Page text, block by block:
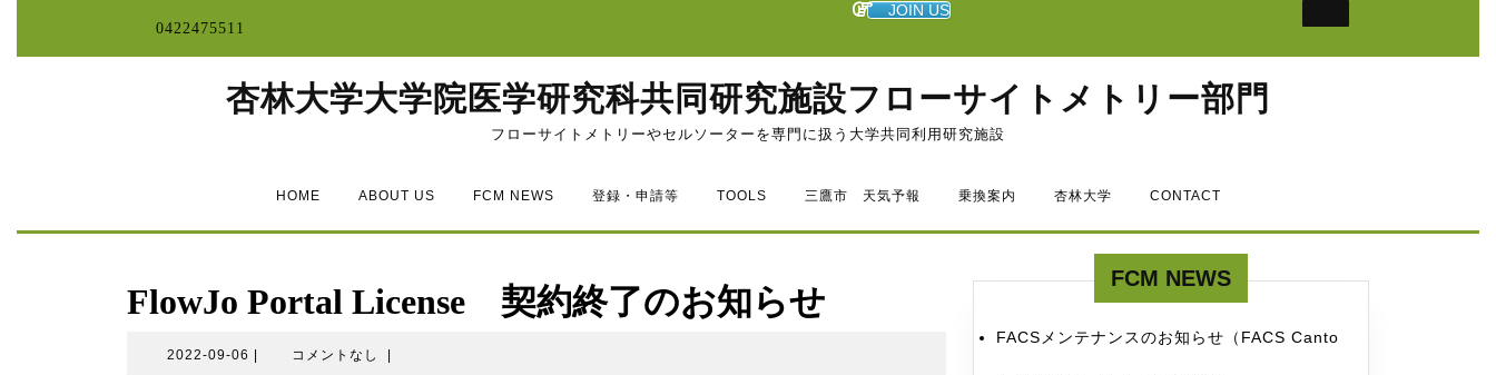
テ
0422475511
JOIN US
杏林大学大学院医学研究科共同研究施設フローサイトメトリー部門
フローサイトメトリーやセルソーターを専門に扱う大学共同利用研究施設
HOME ABOUT US FCM NEWS 登録・申請等 TOOLS 三鷹市 天気予報 乗換案内 杏林大学 CONTACT
FlowJo Portal License 契約終了のお知らせ
2022-09-06 2022-コメントなし
FCM NEWS
FACSメンテナンスのお知らせ（FACS Canto